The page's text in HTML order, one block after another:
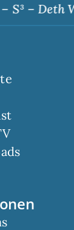
Wizards